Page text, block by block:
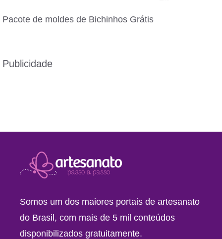
Pacote de moldes de Bichinhos Grátis
Publicidade
Somos um dos maiores portais de artesanato
do Brasil, com mais de 5 mil conteúdos
disponibilizados gratuitamente.